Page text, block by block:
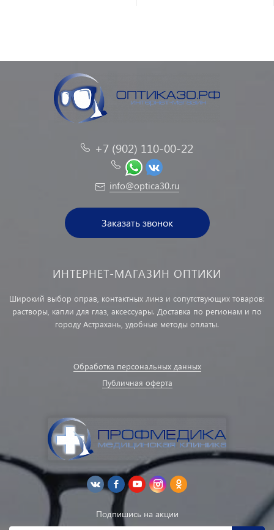
+7 (902) 110-00-22
info@optica30.ru
Заказать звонок
ИНТЕРНЕТ-МАГАЗИН ОПТИКИ
Широкий выбор оправ, контактных линз и сопутствующих товаров:
растворы, капли для глаз, аксессуары. Доставка по регионам и по
городу Астрахань, удобные методы оплаты.
Обработка персональных данных
Публичная оферта
Подпишись на акции